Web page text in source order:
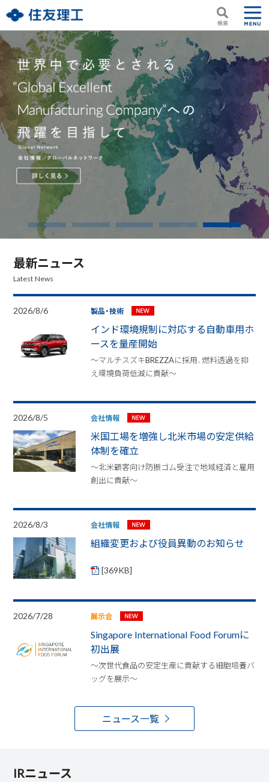
最新ニュース
Latest News
2026/8/6 製品・技術
インド環境規制に対応する自動車用ホ
ースを量産開始
～マルチスズキBREZZAに採用、燃料透過を抑
え環境負荷低減に貢献～
2026/8/5 会社情報
米国工場を増強し北米市場の安定供給
体制を確立
～北米顧客向け防振ゴム受注で地域経済と雇用
創出に貢献～
2026/8/3 会社情報
組織変更および役員異動のお知らせ
[369KB]
2026/7/28 展示会
Singapore International Food Forumに
初出展
～次世代食品の安定生産に貢献する細胞培養バ
ッグを展示～
ニュース一覧
IRニュース